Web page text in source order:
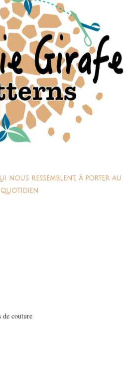
nous ressemblent, à porter au
quotidien
de couture